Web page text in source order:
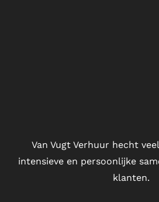
Van Vugt Verhuur hecht
intensieve en persoonlijke
klanten.